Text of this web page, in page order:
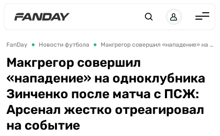
Англия
Испания
Германия
Италия
Франция
Украина
FanDay Новости футбола Макгрегор совершил «нападение» на одноклубника Зинченко после матча с ПСЖ: Арсенал жестко отреагировал на событие
Макгрегор совершил
«нападение» на одноклубника
Зинченко после матча с ПСЖ:
Арсенал жестко отреагировал
на событие